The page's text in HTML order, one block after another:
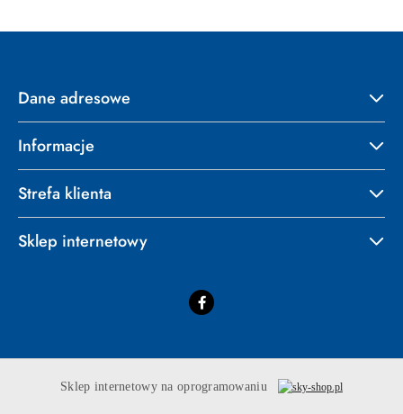
Dane adresowe
Informacje
Strefa klienta
Sklep internetowy
Sklep internetowy na oprogramowaniu